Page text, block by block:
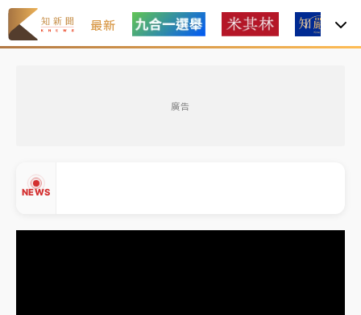
最新
廣告
NEWS
周末精選｜
物醫籲多吃蔬果代謝
《知新聞》揭「運科計畫」人體實驗黑幕 運動部不追